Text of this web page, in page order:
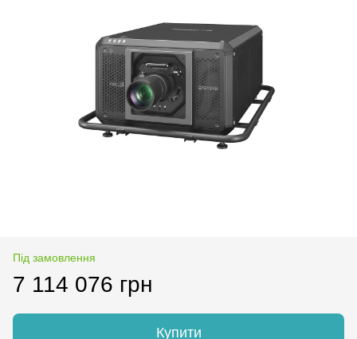
Під замовлення
7 114 076 грн
Купити